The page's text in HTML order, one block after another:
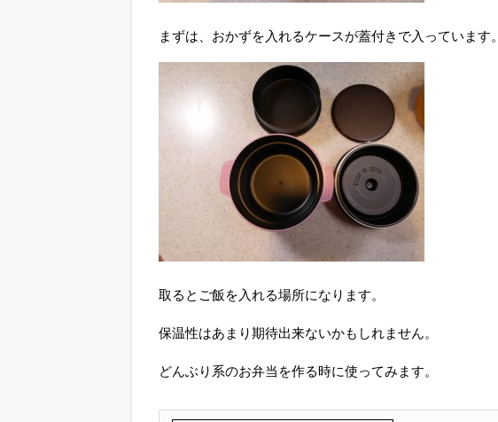
まずは、おかずを入れるケースが蓋付きで入っています。
取るとご飯を入れる場所になります。
保温性はあまり期待出来ないかもしれません。
どんぶり系のお弁当を作る時に使ってみます。